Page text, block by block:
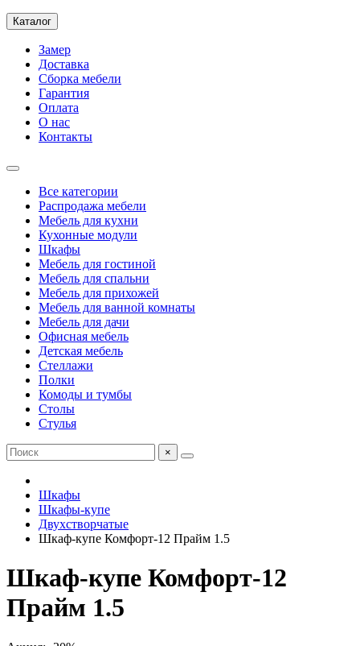
Каталог
Замер
Доставка
Сборка мебели
Гарантия
Оплата
О нас
Контакты
Все категории
Распродажа мебели
Мебель для кухни
Кухонные модули
Шкафы
Мебель для гостиной
Мебель для спальни
Мебель для прихожей
Мебель для ванной комнаты
Мебель для дачи
Офисная мебель
Детская мебель
Стеллажи
Полки
Комоды и тумбы
Столы
Стулья
×
Шкафы
Шкафы-купе
Двухстворчатые
Шкаф-купе Комфорт-12 Прайм 1.5
Шкаф-купе Комфорт-12
Прайм 1.5